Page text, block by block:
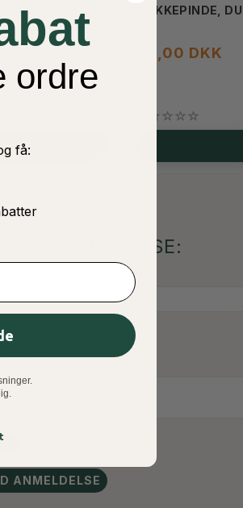
SLIKKEPINDE,
35,00 DKK
ANMELDELSE:
OG EFTERNAVN(E)
ANMELDELSE
ordre
få: